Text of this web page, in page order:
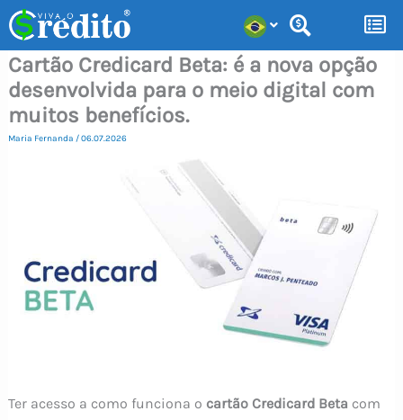
para
conteúdo
Cartão Credicard Beta: é a nova opção
desenvolvida para o meio digital com
muitos benefícios.
Maria Fernanda /06.07.2026
Ter acesso a como funciona o cartão Credicard Beta com